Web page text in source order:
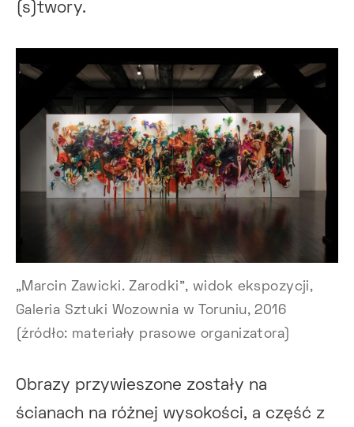
(s)twory.
„Marcin Zawicki. Zarodki”, widok ekspozycji,
Galeria Sztuki Wozownia w Toruniu, 2016
(źródło: materiały prasowe organizatora)
Obrazy przywieszone zostały na
ścianach na różnej wysokości, a część z